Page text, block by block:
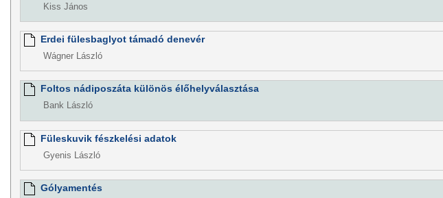
Kiss János
Erdei fülesbaglyot támadó denevér
Wágner László
Foltos nádiposzáta különös élőhelyválasztása
Bank László
Füleskuvik fészkelési adatok
Gyenis László
Gólyamentés